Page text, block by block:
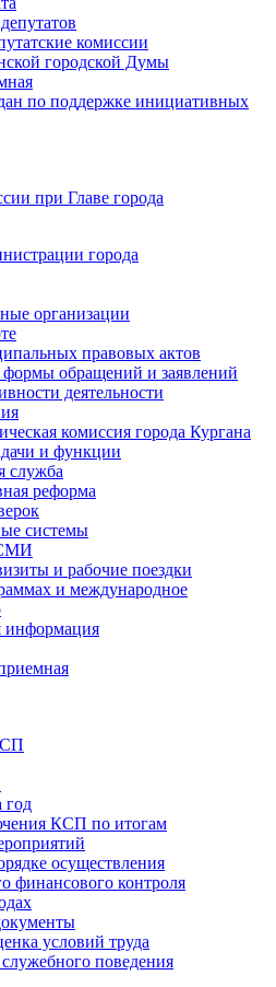
комиссии
городской Думы
по поддержке инициативных
при Главе города
города
организации
правовых актов
обращений и заявлений
деятельности
комиссия города Кургана
и функции
служба
реформа
системы
и рабочие поездки
и международное
информация
год
КСП по итогам
осуществления
финансового контроля
условий труда
поведения